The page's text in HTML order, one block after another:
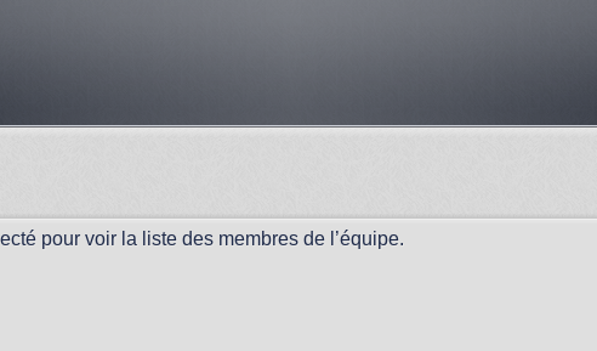
pour voir la liste des membres de l’équipe.